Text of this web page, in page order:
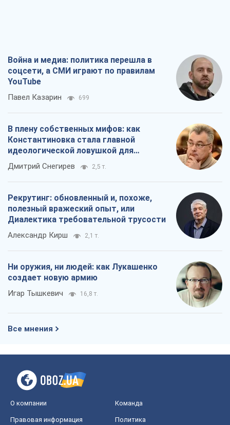
Война и медиа: политика перешла в
соцсети, а СМИ играют по правилам
YouTube
Павел Казарин 699
В плену собственных мифов: как
Константиновка стала главной
идеологической ловушкой для
российских оккупантов
Дмитрий Снегирев 2,5 т.
Рекрутинг: обновленный и, похоже,
полезный вражеский опыт, или
Диалектика требовательной трусости
Александр Кирш 2,1 т.
Ни оружия, ни людей: как Лукашенко
создает новую армию
Игар Тышкевич 16,8 т.
Все мнения
О компании Команда
Правовая информация
Политика